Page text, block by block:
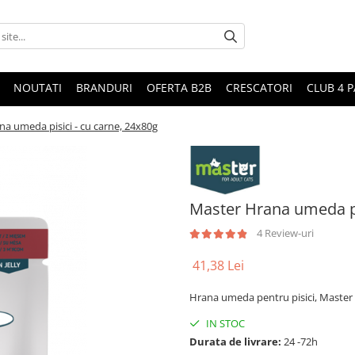
NOUTATI BRANDURI OFERTA B2B CRESCATORI CLUB 4
umeda pisici - cu carne, 24x80g
Master Hrana umeda
4 Review-uri
41,38 Lei
Hrana umeda pentru pisici,
IN STOC
Durata de livrare: 24 -72h